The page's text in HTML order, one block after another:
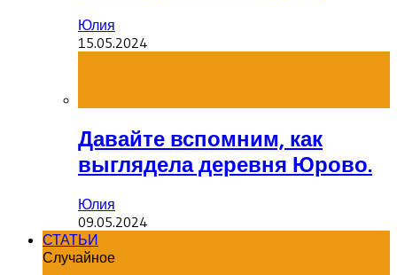
Юлия
15.05.2024
Давайте вспомним, как
выглядела деревня Юрово.
Юлия
09.05.2024
СТАТЬИ
Случайное